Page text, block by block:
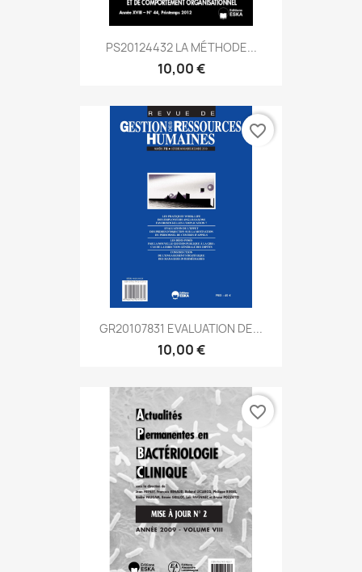
PS20124432 LA MÉTHODE...
10,00 €
GR20107831 EVALUATION DE...
10,00 €
favorite_border
favorite_border